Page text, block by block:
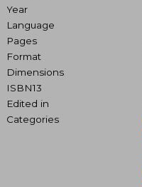
Year
Language
Pages
Format
Dimensions
ISBN13
Edited in
Categories